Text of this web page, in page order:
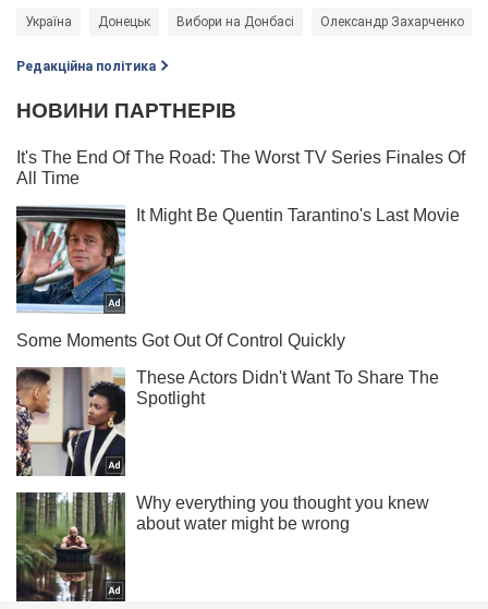
Україна Донецьк Вибори на Донбасі Олександр Захарченко
Редакційна політика